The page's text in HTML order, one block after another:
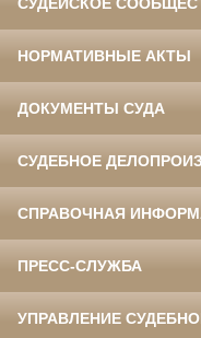
НОРМАТИВНЫЕ АКТЫ
ДОКУМЕНТЫ СУДА
СУДЕБНОЕ
СПРАВОЧНАЯ
ПРЕСС-СЛУЖБА
УПРАВЛЕНИЕ